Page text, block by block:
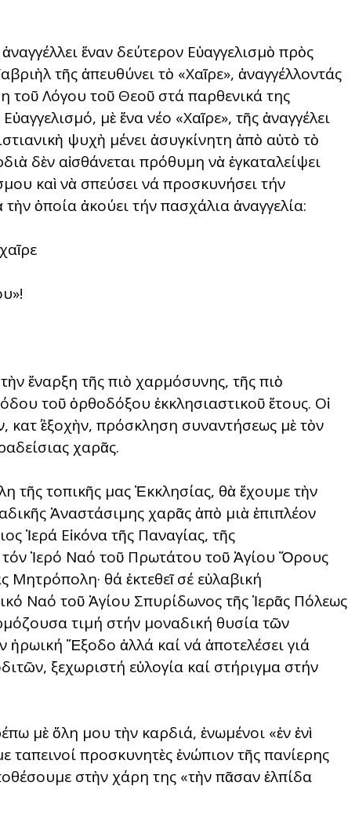
ἕναν δεύτερον Εὐαγγελισμὸ πρὸς
τῆς ἀπευθύνει τὸ «Χαῖρε», ἀναγγέλλοντάς
τοῦ Λόγου τοῦ Θεοῦ στά παρθενικά της
μὲ ἕνα νέο «Χαῖρε», τῆς ἀναγγέλει
ψυχὴ μένει ἀσυγκίνητη ἀπὸ αὐτὸ τὸ
δὲν αἰσθάνεται πρόθυμη νὰ ἐγκαταλείψει
καὶ νὰ σπεύσει νά προσκυνήσει τήν
ὁποία ἀκούει τήν πασχάλια ἀναγγελία:
ἔναρξη τῆς πιὸ χαρμόσυνης, τῆς πιὸ
τοῦ ὀρθοδόξου ἐκκλησιαστικοῦ ἔτους. Οἱ
κατ΄ ἐξοχὴν, πρόσκληση συναντήσεως μὲ τὸν
χαρᾶς.
τῆς τοπικῆς μας Ἐκκλησίας, θὰ ἔχουμε τὴν
Ἀναστάσιμης χαρᾶς ἀπὸ μιὰ ἐπιπλέον
Ἱερά Εἰκόνα τῆς Παναγίας, τῆς
Ἱερό Ναό τοῦ Πρωτάτου τοῦ Ἁγίου Ὄρους
Μητρόπολη· θά ἐκτεθεῖ σέ εὐλαβική
Ναό τοῦ Ἁγίου Σπυρίδωνος τῆς Ἱερᾶς Πόλεως
τιμή στήν μοναδική θυσία τῶν
Ἔξοδο ἀλλά καί νά ἀποτελέσει γιά
ξεχωριστή εὐλογία καί στήριγμα στήν
μὲ ὅλη μου τὴν καρδιά, ἑνωμένοι «ἐν ἑνὶ
ταπεινοί προσκυνητὲς ἐνώπιον τῆς πανίερης
στὴν χάρη της «τὴν πᾶσαν ἐλπίδα